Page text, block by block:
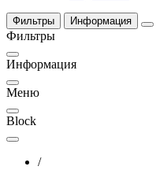
Фильтры Информация
Фильтры
Информация
Меню
Block
/